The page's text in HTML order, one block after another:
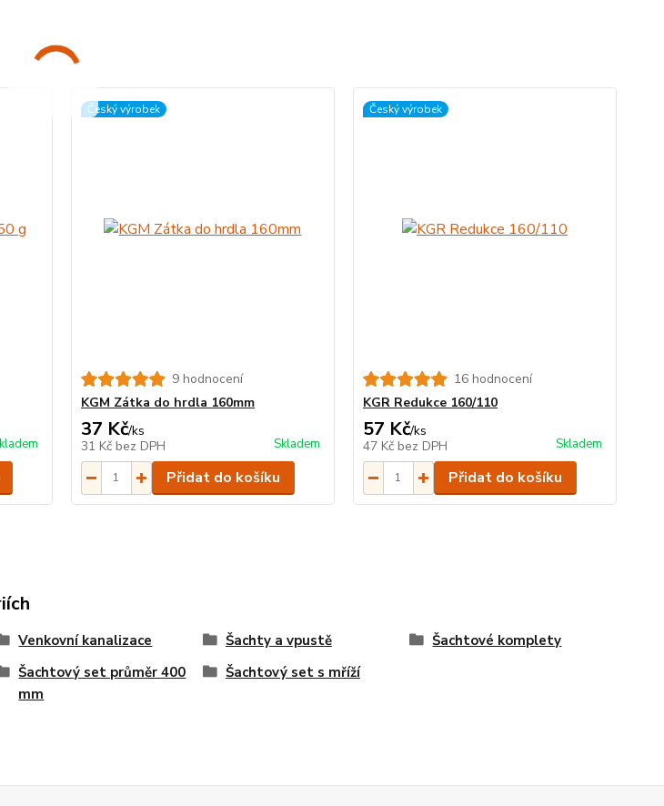
Český výrobek
9 hodnocení
KGM Zátka do hrdla 160mm
37 Kč/ks
31 Kč bez DPH Skladem
Přidat do košíku
Český výrobek
16 hodnocení
KGR Redukce 160/110
57 Kč/ks
47 Kč bez DPH Skladem
Přidat do košíku
Venkovní kanalizace Šachty a vpustě
Šachtové komplety
Šachtový set průměr 400
mm
Šachtový set s mříží